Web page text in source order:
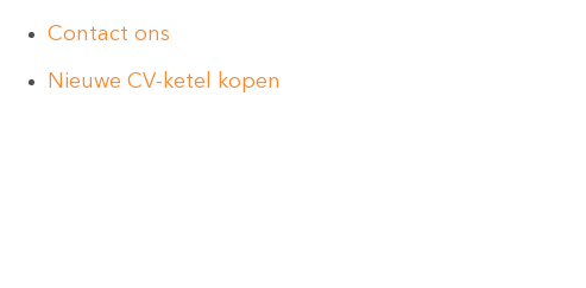
Contact ons
Nieuwe CV-ketel kopen